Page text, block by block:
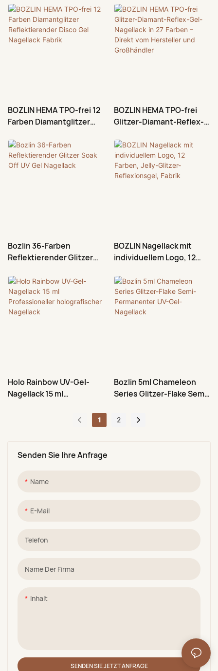
Senden Sie Ihre Anfrage
Name
E-Mail
Telefon
Name Der Firma
Inhalt
SENDEN SIE JETZT ANFRAGE
Abwischen – Glitzer-Gel-
Nagellack-Lieferanten
Nagellack Fabrik
BOZLIN HEMA TPO-frei 12
Farben Diamantglitzer
Nagellack Fabrik
BOZLIN HEMA TPO-frei
Glitzer-Diamant-Reflex-
Farben – Direkt vom
Hersteller und
Großhändler
Bozlin 36-Farben
Reflektierender Glitzer
BOZLIN Nagellack mit
individuellem Logo, 12
Reflexionsgel, Fabrik
Holo Rainbow UV-Gel-
Nagellack 15 ml
holografischer Nagellack
Bozlin 5ml Chameleon
Series Glitzer-Flake Semi-
Nagellack
1 2